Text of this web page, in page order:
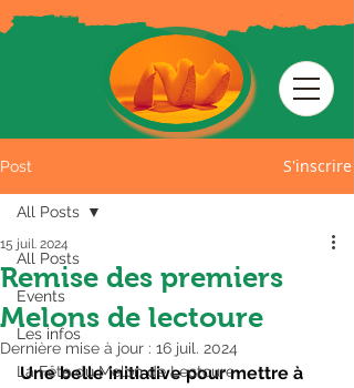
Post S'inscrire
All Posts
Events
Les infos
La Fête du Melon de Lectoure
All Posts
Remise des premiers
Melons de lectoure
15 juil. 2024
Dernière mise à jour : 16 juil. 2024
Une belle initiative pour mettre à